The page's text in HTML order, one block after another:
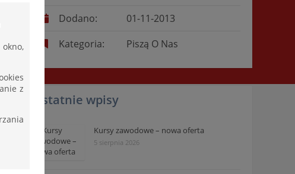
Dodano:
01-11-2013
Kategoria:
Piszą O Nas
Ostatnie wpisy
Kursy zawodowe – nowa oferta
5 sierpnia 2026
z